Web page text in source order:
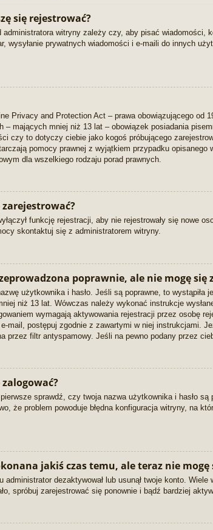
się rejestrować?
administratora witryny zależy czy, aby pisać
wysyłanie prywatnych wiadomości i e-maili do innych
Privacy and Protection Act – prawa obowiązującego od
– mających mniej niż 13 lat – obowiązek posiadania
czy to dotyczy ciebie jako kogoś próbującego
pomocy prawnej z wyjątkiem przypadku
dla wszelkiego rodzaju porad prawnych.
zarejestrować?
funkcję rejestracji, aby nie rejestrowały się nowe
skontaktuj się z administratorem witryny.
poprawnie, ale nie mogę się
użytkownika i hasło. Jeśli są poprawne, to
niż 13 lat. Wówczas należy wykonać instrukcje
wymagają aktywowania rejestracji przez osobę
mail, postępuj zgodnie z zawartymi w niej instrukcjami.
przez filtr antyspamowy. Jeśli na pewno podany przez
sprawdź, czy twoja nazwa użytkownika i hasło
że problem powoduje błędna konfiguracja witryny, na
jakiś czas temu, ale teraz nie mogę
administrator dezaktywował lub usunął twoje konto.
spróbuj zarejestrować się ponownie i bądź bardziej